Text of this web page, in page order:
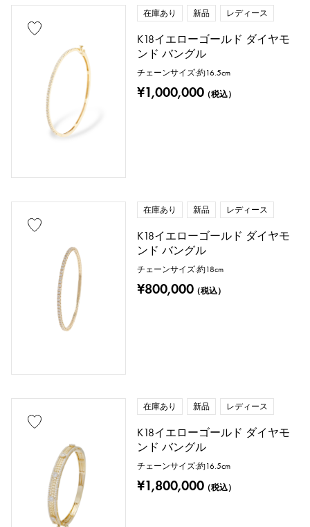
在庫あり 新品 レディース
K18イエローゴールド ダイヤモ
ンド バングル
チェーンサイズ:約16.5cm
¥1,000,000（税込）
在庫あり 新品 レディース
K18イエローゴールド ダイヤモ
ンド バングル
チェーンサイズ:約18cm
¥800,000（税込）
在庫あり 新品 レディース
K18イエローゴールド ダイヤモ
ンド バングル
チェーンサイズ:約16.5cm
¥1,800,000（税込）